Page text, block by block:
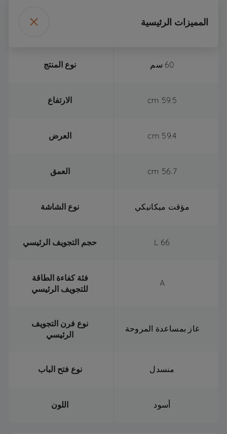
المميزات الرئيسية
نوع المنتج 60 سم
الارتفاع 59.5 cm
العرض 59.4 cm
العمق 56.7 cm
نوع الشاشة مؤقت ميكانيكي
حجم التجويف الرئيسي 66 L
فئة كفاءة الطاقة
للتجويف الرئيسي
A
نوع فرن التجويف
الرئيسي
غاز بمساعدة المروحة
نوع فتح الباب منسدل
اللون أسود